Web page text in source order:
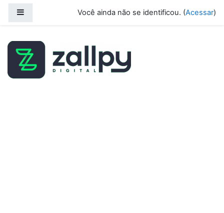
Você ainda não se identificou. (Acessar)